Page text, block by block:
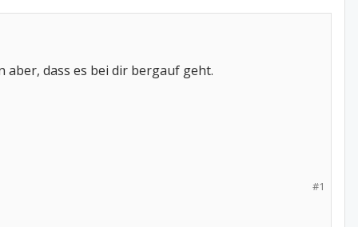
aber, dass es bei dir bergauf geht.
#1